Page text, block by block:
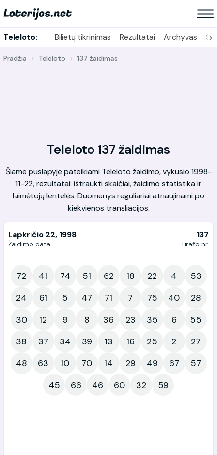
Teleloto: Bilietų tikrinimas Rezultatai Archyvas ›
Pradžia Teleloto 137 žaidimas
Teleloto 137 žaidimas
Šiame puslapyje pateikiami Teleloto žaidimo, vykusio 1998-
11-22, rezultatai: ištraukti skaičiai, žaidimo statistika ir
laimėtojų lentelės. Duomenys reguliariai atnaujinami po
kiekvienos transliacijos.
Lapkričio 22, 1998
Žaidimo data
137
Tiražo nr.
72 41 74 51 62 18 22 4
53
24
61 5 47 71 7 75 40
28
30
12 9 8 36 23 35 6
55
38
37 34 39 13 16 25 2
27
48
63 10 70 14 29 49 67
57
45
66 46 60 32 59